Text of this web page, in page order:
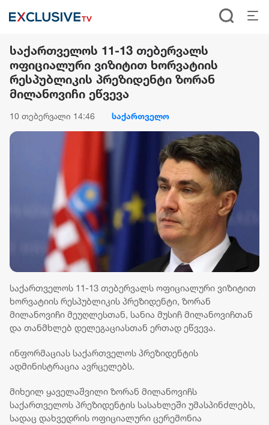
საქართველოს 11-13 თებერვალს
ოფიციალური ვიზიტით ხორვატიის
რესპუბლიკის პრეზიდენტი ზორან
მილანოვიჩი ეწვევა
10 თებერვალი 14:46 საქართველო
საქართველოს 11-13 თებერვალს ოფიციალური ვიზიტით
ხორვატიის რესპუბლიკის პრეზიდენტი, ზორან
მილანოვიჩი მეუღლესთან, სანია მუსიჩ მილანოვიჩთან
და თანმხლებ დელეგაციასთან ერთად ეწვევა.
ინფორმაციას საქართველოს პრეზიდენტის
ადმინისტრაცია ავრცელებს.
მიხეილ ყაველაშვილი ზორან მილანოვიჩს
საქართველოს პრეზიდენტის სასახლეში უმასპინძლებს,
სადაც დახვედრის ოფიციალური ცერემონია